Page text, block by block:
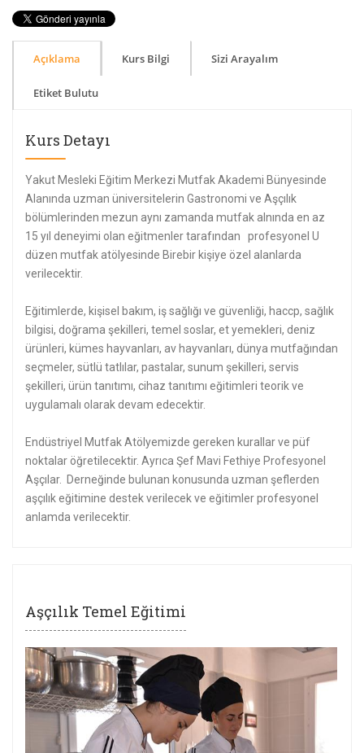
Açıklama Kurs Bilgi Sizi Arayalım
Etiket Bulutu
Kurs Detayı
Yakut Mesleki Eğitim Merkezi Mutfak Akademi Bünyesinde
Alanında uzman üniversitelerin Gastronomi ve Aşçılık
bölümlerinden mezun aynı zamanda mutfak alnında en az
15 yıl deneyimi olan eğitmenler tarafından profesyonel U
düzen mutfak atölyesinde Birebir kişiye özel alanlarda
verilecektir.
Eğitimlerde, kişisel bakım, iş sağlığı ve güvenliği, haccp, sağlık
bilgisi, doğrama şekilleri, temel soslar, et yemekleri, deniz
ürünleri, kümes hayvanları, av hayvanları, dünya mutfağından
seçmeler, sütlü tatlılar, pastalar, sunum şekilleri, servis
şekilleri, ürün tanıtımı, cihaz tanıtımı eğitimleri teorik ve
uygulamalı olarak devam edecektir.
Endüstriyel Mutfak Atölyemizde gereken kurallar ve püf
noktalar öğretilecektir. Ayrıca Şef Mavi Fethiye Profesyonel
Aşçılar. Derneğinde bulunan konusunda uzman şeflerden
aşçılık eğitimine destek verilecek ve eğitimler profesyonel
anlamda verilecektir.
Aşçılık Temel Eğitimi